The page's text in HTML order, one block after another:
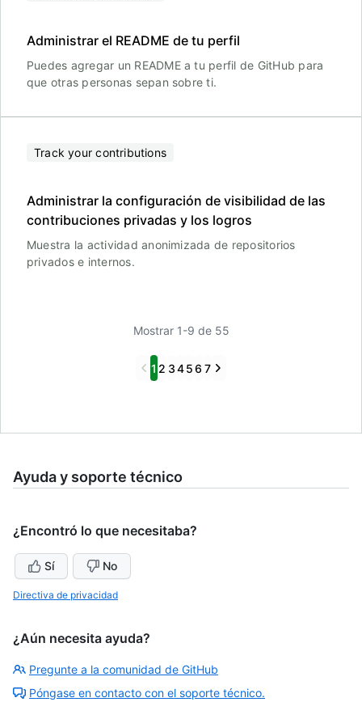
Administrar el README de tu perfil
Puedes agregar un README a tu perfil de GitHub para
que otras personas sepan sobre ti.
Track your contributions
Administrar la configuración de visibilidad de las
contribuciones privadas y los logros
Muestra la actividad anonimizada de repositorios
privados e internos.
Mostrar 1-9 de 55
Previous
1 2 3456 7 Next
Ayuda y soporte técnico
¿Encontró lo que necesitaba?
Sí No
Directiva de privacidad
¿Aún necesita ayuda?
Pregunte a la comunidad de GitHub
Póngase en contacto con el soporte técnico.